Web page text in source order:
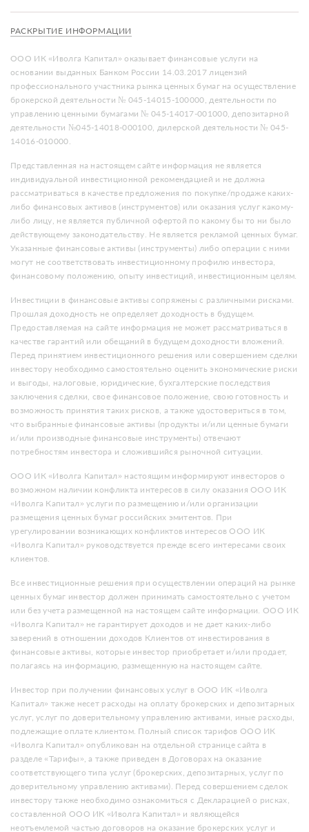
РАСКРЫТИЕ ИНФОРМАЦИИ
ООО ИК «Иволга Капитал» оказывает финансовые услуги на
основании выданных Банком России 14.03.2017 лицензий
профессионального участника рынка ценных бумаг на осуществление
брокерской деятельности № 045-14015-100000, деятельности по
управлению ценными бумагами № 045-14017-001000, депозитарной
деятельности №045-14018-000100, дилерской деятельности № 045-
14016-010000.
Представленная на настоящем сайте информация не является
индивидуальной инвестиционной рекомендацией и не должна
рассматриваться в качестве предложения по покупке/продаже каких-
либо финансовых активов (инструментов) или оказания услуг какому-
либо лицу, не является публичной офертой по какому бы то ни было
действующему законодательству. Не является рекламой ценных бумаг.
Указанные финансовые активы (инструменты) либо операции с ними
могут не соответствовать инвестиционному профилю инвестора,
финансовому положению, опыту инвестиций, инвестиционным целям.
Инвестиции в финансовые активы сопряжены с различными рисками.
Прошлая доходность не определяет доходность в будущем.
Предоставляемая на сайте информация не может рассматриваться в
качестве гарантий или обещаний в будущем доходности вложений.
Перед принятием инвестиционного решения или совершением сделки
инвестору необходимо самостоятельно оценить экономические риски
и выгоды, налоговые, юридические, бухгалтерские последствия
заключения сделки, свое финансовое положение, свою готовность и
возможность принятия таких рисков, а также удостовериться в том,
что выбранные финансовые активы (продукты и/или ценные бумаги
и/или производные финансовые инструменты) отвечают
потребностям инвестора и сложившийся рыночной ситуации.
ООО ИК «Иволга Капитал» настоящим информируют инвесторов о
возможном наличии конфликта интересов в силу оказания ООО ИК
«Иволга Капитал» услуги по размещению и/или организации
размещения ценных бумаг российских эмитентов. При
урегулировании возникающих конфликтов интересов ООО ИК
«Иволга Капитал» руководствуется прежде всего интересами своих
клиентов.
Все инвестиционные решения при осуществлении операций на рынке
ценных бумаг инвестор должен принимать самостоятельно с учетом
или без учета размещенной на настоящем сайте информации. ООО ИК
«Иволга Капитал» не гарантирует доходов и не дает каких-либо
заверений в отношении доходов Клиентов от инвестирования в
финансовые активы, которые инвестор приобретает и/или продает,
полагаясь на информацию, размещенную на настоящем сайте.
Инвестор при получении финансовых услуг в ООО ИК «Иволга
Капитал» также несет расходы на оплату брокерских и депозитарных
услуг, услуг по доверительному управлению активами, иные расходы,
подлежащие оплате клиентом. Полный список тарифов ООО ИК
«Иволга Капитал» опубликован на отдельной странице сайта в
разделе «Тарифы», а также приведен в Договорах на оказание
соответствующего типа услуг (брокерских, депозитарных, услуг по
доверительному управлению активами). Перед совершением сделок
инвестору также необходимо ознакомиться с Декларацией о рисках,
составленной ООО ИК «Иволга Капитал» и являющейся
неотъемлемой частью договоров на оказание брокерских услуг и